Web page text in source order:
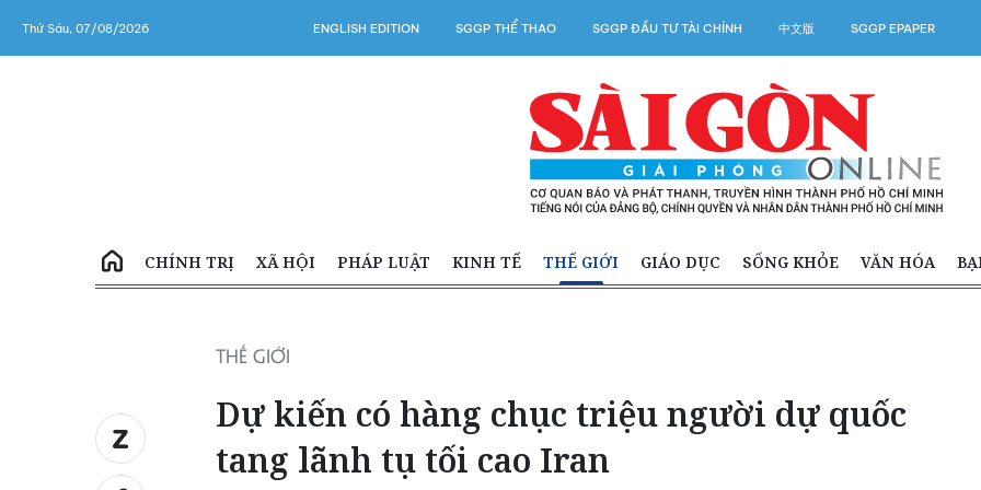
Thứ Sáu, 07/08/2026 ENGLISH EDITION SGGP THỂ THAO SGGP ĐẦU TƯ TÀI CHÍNH 中文版 SGGP EPAPER
CHÍNH TRỊ XÃ HỘI PHÁP LUẬT KINH TẾ THẾ GIỚI GIÁO DỤC SỐNG KHỎE VĂN HÓA
THẾ GIỚI
Dự kiến có hàng chục triệu người dự quốc
tang lãnh tụ tối cao Iran